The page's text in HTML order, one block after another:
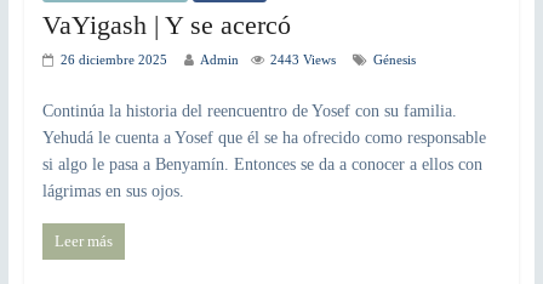
VaYigash | Y se acercó
26 diciembre 2025 Admin 2443 Views Génesis
Continúa la historia del reencuentro de Yosef con su familia.
Yehudá le cuenta a Yosef que él se ha ofrecido como responsable
si algo le pasa a Benyamín. Entonces se da a conocer a ellos con
lágrimas en sus ojos.
Leer más